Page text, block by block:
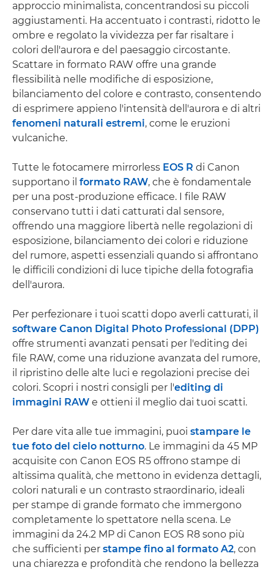
approccio minimalista, concentrandosi su piccoli
aggiustamenti. Ha accentuato i contrasti, ridotto le
ombre e regolato la vividezza per far risaltare i
colori dell'aurora e del paesaggio circostante.
Scattare in formato RAW offre una grande
flessibilità nelle modifiche di esposizione,
bilanciamento del colore e contrasto, consentendo
di esprimere appieno l'intensità dell'aurora e di altri
fenomeni naturali estremi, come le eruzioni
vulcaniche.
Tutte le fotocamere mirrorless EOS R di Canon
supportano il formato RAW, che è fondamentale
per una post-produzione efficace. I file RAW
conservano tutti i dati catturati dal sensore,
offrendo una maggiore libertà nelle regolazioni di
esposizione, bilanciamento dei colori e riduzione
del rumore, aspetti essenziali quando si affrontano
le difficili condizioni di luce tipiche della fotografia
dell'aurora.
Per perfezionare i tuoi scatti dopo averli catturati, il
software Canon Digital Photo Professional (DPP)
offre strumenti avanzati pensati per l'editing dei
file RAW, come una riduzione avanzata del rumore,
il ripristino delle alte luci e regolazioni precise dei
colori. Scopri i nostri consigli per l'editing di
immagini RAW e ottieni il meglio dai tuoi scatti.
Per dare vita alle tue immagini, puoi stampare le
tue foto del cielo notturno. Le immagini da 45 MP
acquisite con Canon EOS R5 offrono stampe di
altissima qualità, che mettono in evidenza dettagli,
colori naturali e un contrasto straordinario, ideali
per stampe di grande formato che immergono
completamente lo spettatore nella scena. Le
immagini da 24.2 MP di Canon EOS R8 sono più
che sufficienti per stampe fino al formato A2, con
una chiarezza e profondità che rendono la bellezza